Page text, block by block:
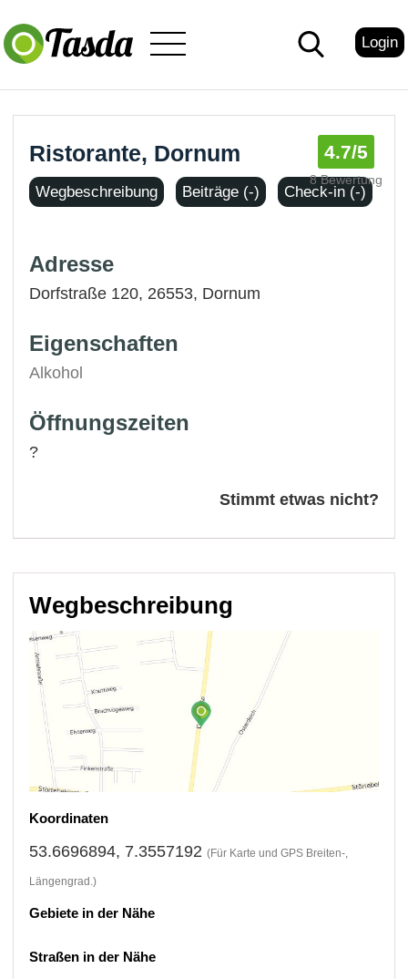
Login
Ristorante, Dornum 4.7/5
8 Bewertung
Wegbeschreibung Beiträge (-) Check-in (-)
Adresse
Dorfstraße 120, 26553, Dornum
Eigenschaften
Alkohol
Öffnungszeiten
?
Stimmt etwas nicht?
Wegbeschreibung
Koordinaten
53.6696894, 7.3557192 (Für Karte und GPS Breiten-,
Längengrad.)
Gebiete in der Nähe
Straßen in der Nähe